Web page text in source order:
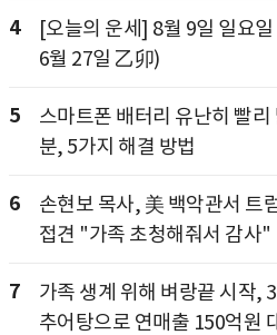
4
[오늘의 운세] 8월 9일 일요
6월 27일 乙卯)
5
스마트폰 배터리 유난히 빨리
분, 5가지 해결 방법
6
손현보 목사, 美 백악관서 트
접견 "가족 초청해줘서 감사"
7
가족 생계 위해 벼랑끝 시작,
추어탕으로 연매출 150억원